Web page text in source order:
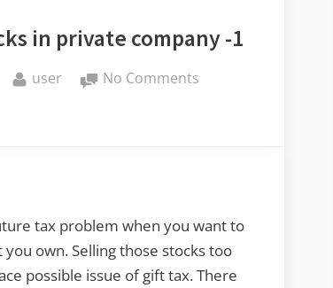
in private company -1
By
user No Comments
company
-1
tax problem when you want to
own. Selling those stocks too
possible issue of gift tax. There